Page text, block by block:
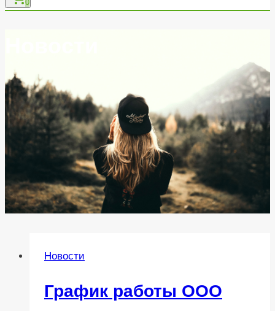
0
Новости
График работы ООО